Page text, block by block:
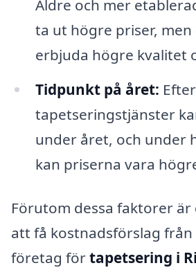
Äldre och mer
ta ut högre priser, men
erbjuda högre kvalitet
Tidpunkt på året:
tapetseringstjänster
under året, och under
kan priserna vara
Förutom dessa faktorer
att få kostnadsförslag från
företag förtapetsering i